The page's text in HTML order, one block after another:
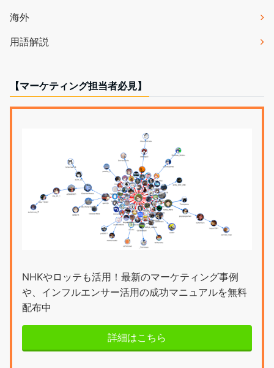
海外
用語解説
【マーケティング担当者必見】
NHKやロッテも活用！最新のマーケティング事例
や、インフルエンサー活用の成功マニュアルを無料
配布中
詳細はこちら